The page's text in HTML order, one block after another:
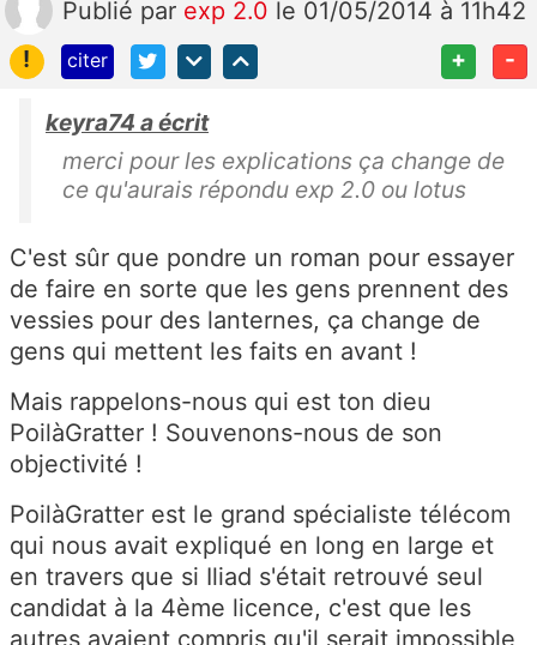
Publié par exp 2.0 le 01/05/2014 à 11h42
!
citer + -
keyra74 a écrit
merci pour les explications ça change de
ce qu'aurais répondu exp 2.0 ou lotus
C'est sûr que pondre un roman pour essayer
de faire en sorte que les gens prennent des
vessies pour des lanternes, ça change de
gens qui mettent les faits en avant !
Mais rappelons-nous qui est ton dieu
PoilàGratter ! Souvenons-nous de son
objectivité !
PoilàGratter est le grand spécialiste télécom
qui nous avait expliqué en long en large et
en travers que si Iliad s'était retrouvé seul
candidat à la 4ème licence, c'est que les
autres avaient compris qu'il serait impossible